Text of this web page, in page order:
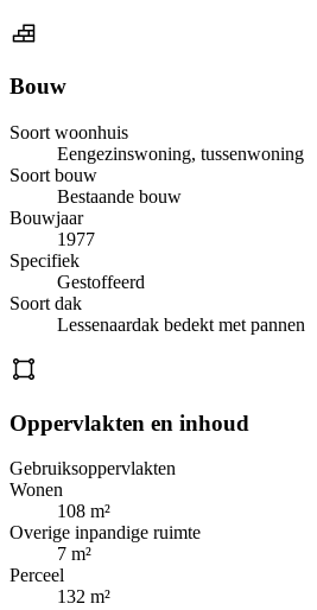
Bouw
Soort woonhuis
Eengezinswoning, tussenwoning
Soort bouw
Bestaande bouw
Bouwjaar
1977
Specifiek
Gestoffeerd
Soort dak
Lessenaardak bedekt met pannen
Oppervlakten en inhoud
Gebruiksoppervlakten
Wonen
108 m²
Overige inpandige ruimte
7 m²
Perceel
132 m²